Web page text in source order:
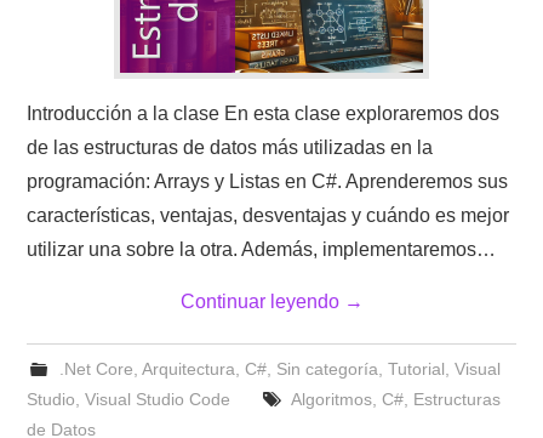
Introducción a la clase En esta clase exploraremos dos
de las estructuras de datos más utilizadas en la
programación: Arrays y Listas en C#. Aprenderemos sus
características, ventajas, desventajas y cuándo es mejor
utilizar una sobre la otra. Además, implementaremos…
Continuar leyendo →
.Net Core, Arquitectura, C#, Sin categoría, Tutorial, Visual
Studio,Visual Studio Code Algoritmos, C#, Estructuras
de Datos